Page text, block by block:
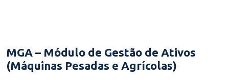
MGA – Módulo de Gestão de Ativos
(Máquinas Pesadas e Agrícolas)